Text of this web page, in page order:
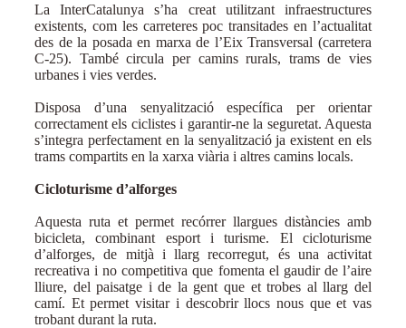
La InterCatalunya s’ha creat utilitzant infraestructures
existents, com les carreteres poc transitades en l’actualitat
des de la posada en marxa de l’Eix Transversal (carretera
C-25). També circula per camins rurals, trams de vies
urbanes i vies verdes.
Disposa d’una senyalització específica per orientar
correctament els ciclistes i garantir-ne la seguretat. Aquesta
s’integra perfectament en la senyalització ja existent en els
trams compartits en la xarxa viària i altres camins locals.
Cicloturisme d’alforges
Aquesta ruta et permet recórrer llargues distàncies amb
bicicleta, combinant esport i turisme. El cicloturisme
d’alforges, de mitjà i llarg recorregut, és una activitat
recreativa i no competitiva que fomenta el gaudir de l’aire
lliure, del paisatge i de la gent que et trobes al llarg del
camí. Et permet visitar i descobrir llocs nous que et vas
trobant durant la ruta.